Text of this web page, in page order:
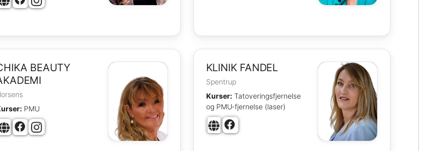
BEAUTY
PMU
KLINIK FANDEL
Spentrup
Kurser:Tatoveringsfjernelse
og PMU‑fjernelse (laser)